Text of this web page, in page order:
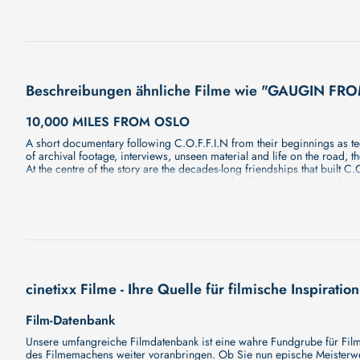
Beschreibungen ähnliche Filme wie "GAUGIN
10,000 MILES FROM OSLO
A short documentary following C.O.F.F.I.N from their beginnings as
of archival footage, interviews, unseen material and life on the road,
At the centre of the story are the decades-long friendships that built
and Steven ‘Kosty’ Kostogiannis. Together, the film explores their
across the Australian music community, alongside live in-studio
Die Banff Mountain Film Festival World Tour präsentiert jedes Jahr
Menschen, eindrucksvolle Landschaften und inspirierende
Abenteuerdrang und Partnerschaft Emil & Karl – Kleine Reifen,
Erinnerung verbindet Cold Calls – Japan – Ein unerwarteter Anruf
Moment macht Rogatkin – Das Portrait eines Athleten, der den MTB-
cinetixx Filme - Ihre Quelle für filmische
Film-Datenbank
Unsere umfangreiche Filmdatenbank ist eine wahre Fundgrube für
des Filmemachens weiter voranbringen. Ob Sie nun epische